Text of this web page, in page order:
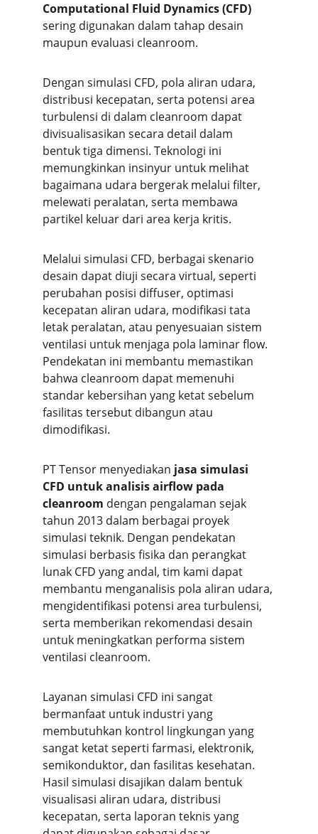
Computational Fluid Dynamics (CFD)
sering digunakan dalam tahap desain
maupun evaluasi cleanroom.
Dengan simulasi CFD, pola aliran udara,
distribusi kecepatan, serta potensi area
turbulensi di dalam cleanroom dapat
divisualisasikan secara detail dalam
bentuk tiga dimensi. Teknologi ini
memungkinkan insinyur untuk melihat
bagaimana udara bergerak melalui filter,
melewati peralatan, serta membawa
partikel keluar dari area kerja kritis.
Melalui simulasi CFD, berbagai skenario
desain dapat diuji secara virtual, seperti
perubahan posisi diffuser, optimasi
kecepatan aliran udara, modifikasi tata
letak peralatan, atau penyesuaian sistem
ventilasi untuk menjaga pola laminar flow.
Pendekatan ini membantu memastikan
bahwa cleanroom dapat memenuhi
standar kebersihan yang ketat sebelum
fasilitas tersebut dibangun atau
dimodifikasi.
PT Tensor menyediakan jasa simulasi
CFD untuk analisis airflow pada
cleanroom dengan pengalaman sejak
tahun 2013 dalam berbagai proyek
simulasi teknik. Dengan pendekatan
simulasi berbasis fisika dan perangkat
lunak CFD yang andal, tim kami dapat
membantu menganalisis pola aliran udara,
mengidentifikasi potensi area turbulensi,
serta memberikan rekomendasi desain
untuk meningkatkan performa sistem
ventilasi cleanroom.
Layanan simulasi CFD ini sangat
bermanfaat untuk industri yang
membutuhkan kontrol lingkungan yang
sangat ketat seperti farmasi, elektronik,
semikonduktor, dan fasilitas kesehatan.
Hasil simulasi disajikan dalam bentuk
visualisasi aliran udara, distribusi
kecepatan, serta laporan teknis yang